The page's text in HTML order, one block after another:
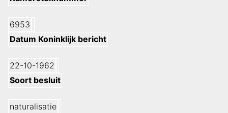
6953
Datum Koninklijk bericht
22-10-1962
Soort besluit
naturalisatie